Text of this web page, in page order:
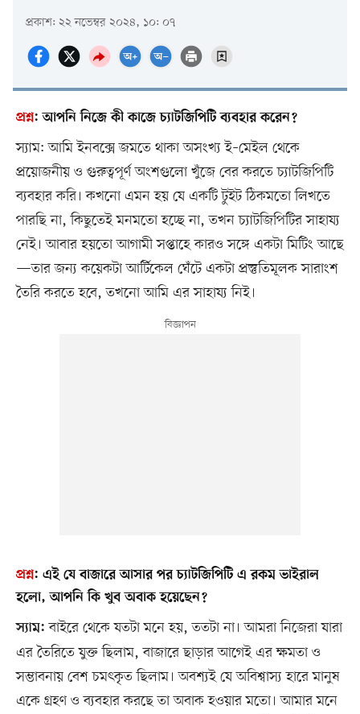
প্রকাশ: ২২ নভেম্বর ২০২৪, ১০: ০৭
প্রশ্ন:আপনি নিজে কী কাজে চ্যাটজিপিটি ব্যবহার করেন?
স্যাম: আমি ইনবক্সে জমতে থাকা অসংখ্য ই–মেইল থেকে
প্রয়োজনীয় ও গুরুত্বপূর্ণ অংশগুলো খুঁজে বের করতে চ্যাটজিপিটি
ব্যবহার করি। কখনো এমন হয় যে একটি টুইট ঠিকমতো লিখতে
পারছি না, কিছুতেই মনমতো হচ্ছে না, তখন চ্যাটজিপিটির সাহায্য
নেই। আবার হয়তো আগামী সপ্তাহে কারও সঙ্গে একটা মিটিং আছে
—তার জন্য কয়েকটা আর্টিকেল ঘেঁটে একটা প্রস্তুতিমূলক সারাংশ
তৈরি করতে হবে, তখনো আমি এর সাহায্য নিই।
প্রশ্ন: এই যে বাজারে আসার পর চ্যাটজিপিটি এ রকম ভাইরাল
হলো, আপনি কি খুব অবাক হয়েছেন?
স্যাম: বাইরে থেকে যতটা মনে হয়, ততটা না। আমরা নিজেরা যারা
এর তৈরিতে যুক্ত ছিলাম, বাজারে ছাড়ার আগেই এর ক্ষমতা ও
সম্ভাবনায় বেশ চমৎকৃত ছিলাম। অবশ্যই যে অবিশ্বাস্য হারে মানুষ
একে গ্রহণ ও ব্যবহার করছে তা অবাক হওয়ার মতো। আমার মনে